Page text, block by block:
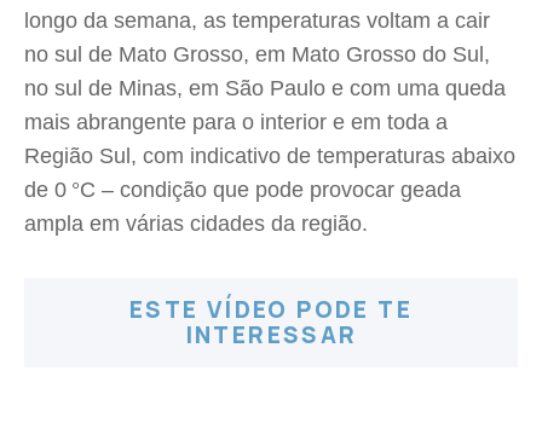
longo da semana, as temperaturas voltam a cair
no sul de Mato Grosso, em Mato Grosso do Sul,
no sul de Minas, em São Paulo e com uma queda
mais abrangente para o interior e em toda a
Região Sul, com indicativo de temperaturas abaixo
de 0 °C – condição que pode provocar geada
ampla em várias cidades da região.
ESTE VÍDEO PODE TE
INTERESSAR